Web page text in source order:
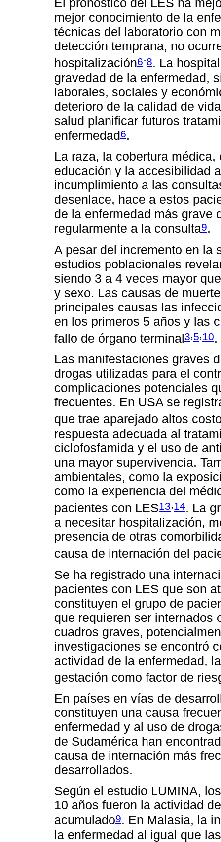
El pronóstico del LES ha
mejor conocimiento de la
técnicas del laboratorio con
detección temprana, no
hospitalización6-8. La
gravedad de la enfermedad,
laborales, sociales y
deterioro de la calidad de
salud planificar futuros
enfermedad6.
La raza, la cobertura
educación y la accesibilidad
incumplimiento a las
desenlace, hace a estos
de la enfermedad más grave
regularmente a la consulta9.
A pesar del incremento en la
estudios poblacionales
siendo 3 a 4 veces mayor
y sexo. Las causas de
principales causas las
en los primeros 5 años y las
fallo de órgano terminal3,5,10.
Las manifestaciones graves
drogas utilizadas para el
complicaciones potenciales
frecuentes. En USA se
que trae aparejado altos
respuesta adecuada al
ciclofosfamida y el uso de
una mayor supervivencia.
ambientales, como la
como la experiencia del
pacientes con LES13,14. La
a necesitar hospitalización,
presencia de otras
causa de internación del
Se ha registrado una
pacientes con LES que son
constituyen el grupo de
que requieren ser internados
cuadros graves,
investigaciones se encontró
actividad de la enfermedad,
gestación como factor de
En países en vías de
constituyen una causa
enfermedad y al uso de
de Sudamérica han
causa de internación más
desarrollados.
Según el estudio LUMINA,
10 años fueron la actividad
acumulado9. En Malasia, la
la enfermedad al igual que